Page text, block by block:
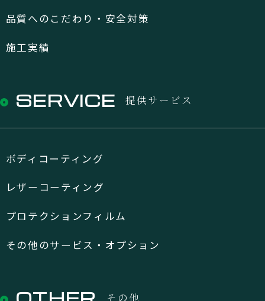
品質へのこだわり・安全対策
施工実績
SERVICE 提供サービス
ボディコーティング
レザーコーティング
プロテクションフィルム
その他のサービス・オプション
その他